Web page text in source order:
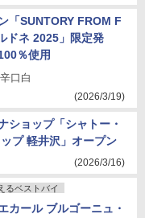
「SUNTORY FROM F
ドネ 2025」限定発
％使用
口白
(2026/3/19)
ショップ「シャトー・
プ 軽井沢」オープン
(2026/3/16)
るベストバイ
カール ブルゴーニュ・